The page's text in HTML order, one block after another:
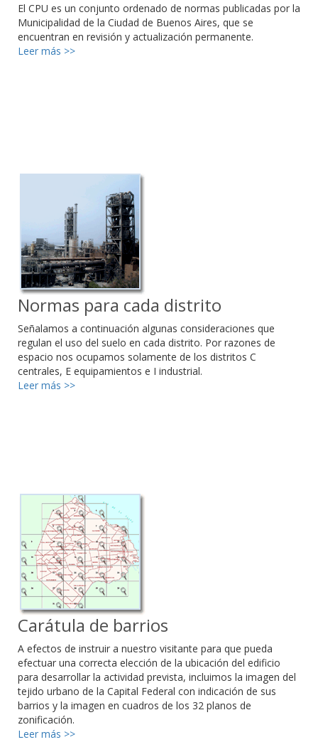
El CPU es un conjunto ordenado de normas publicadas por la
Municipalidad de la Ciudad de Buenos Aires, que se
encuentran en revisión y actualización permanente.
Leer más >>
Normas para cada distrito
Señalamos a continuación algunas consideraciones que
regulan el uso del suelo en cada distrito. Por razones de
espacio nos ocupamos solamente de los distritos C
centrales, E equipamientos e I industrial.
Leer más >>
Carátula de barrios
A efectos de instruir a nuestro visitante para que pueda
efectuar una correcta elección de la ubicación del edificio
para desarrollar la actividad prevista, incluimos la imagen del
tejido urbano de la Capital Federal con indicación de sus
barrios y la imagen en cuadros de los 32 planos de
zonificación.
Leer más >>